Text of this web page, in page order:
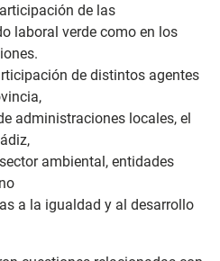
de las
laboral verde como en los
de distintos agentes
administraciones locales, el
ambiental, entidades
a la igualdad y al desarrollo